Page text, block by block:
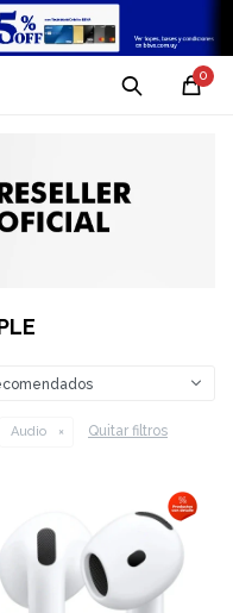
0
Audio Quitar filtros